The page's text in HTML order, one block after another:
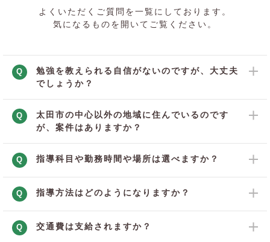
よくいただくご質問を一覧にしております。
気になるものを開いてご覧ください。
Q
勉強を教えられる自信がないのですが、大丈夫
でしょうか？
Q
太田市の中心以外の地域に住んでいるのです
が、案件はありますか？
Q 指導科目や勤務時間や場所は選べますか？
Q 指導方法はどのようになりますか？
Q 交通費は支給されますか？